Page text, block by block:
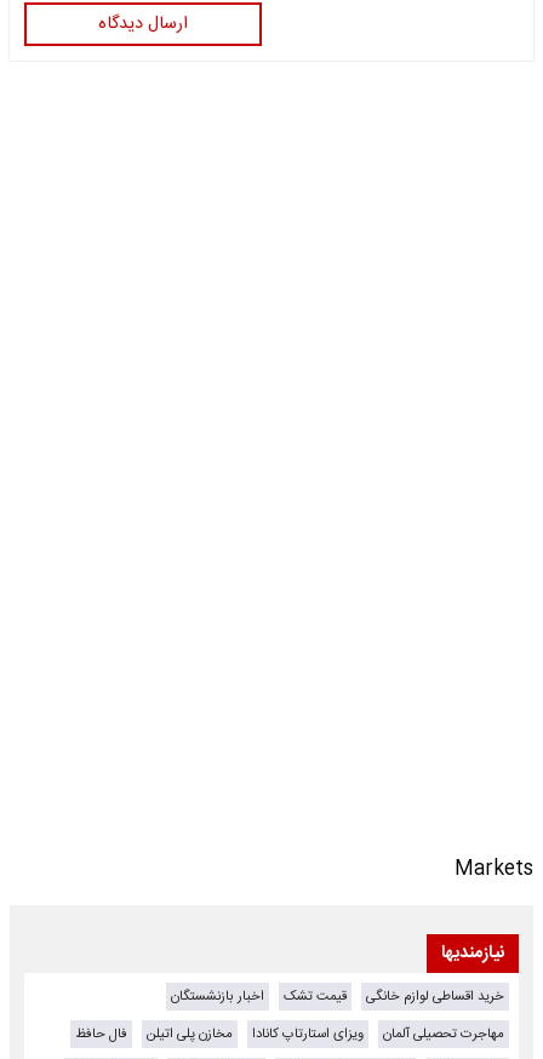
ارسال دیدگاه
Markets
نیازمندیها
خرید اقساطی لوازم خانگی قیمت تشک
اخبار بازنشستگان
مهاجرت تحصیلی آلمان
ویزای استارتاپ کانادا مخازن پلی اتیلن
فال حافظ